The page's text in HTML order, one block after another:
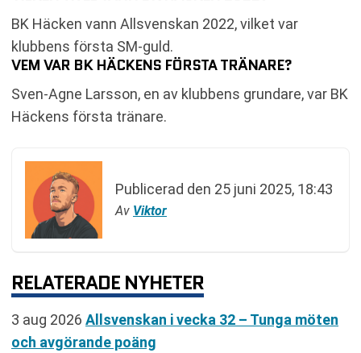
BK Häcken vann Allsvenskan 2022, vilket var
klubbens första SM-guld.
VEM VAR BK HÄCKENS FÖRSTA TRÄNARE?
Sven-Agne Larsson, en av klubbens grundare, var BK
Häckens första tränare.
Publicerad den 25 juni 2025, 18:43
Av Viktor
RELATERADE NYHETER
3 aug 2026 Allsvenskan i vecka 32 – Tunga möten
och avgörande poäng